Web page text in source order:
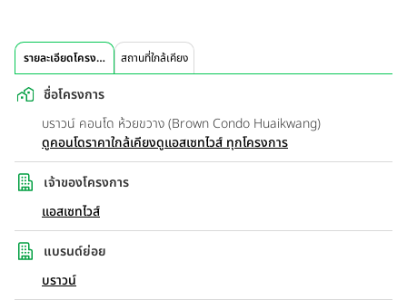
รายละเอียดโครงการ สถานที่ใกล้เคียง
ชื่อโครงการ
บราวน์ คอนโด ห้วยขวาง (Brown Condo Huaikwang)
ดูคอนโดราคาใกล้เคียงดูแอสเซทไวส์ ทุกโครงการ
เจ้าของโครงการ
แอสเซทไวส์
แบรนด์ย่อย
บราวน์